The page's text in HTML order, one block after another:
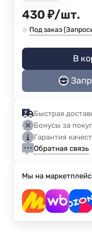
430 ₽/шт.
Под заказ
В
Быстрая
Бонусы за
Гарантия
Обратная связь
Мы на